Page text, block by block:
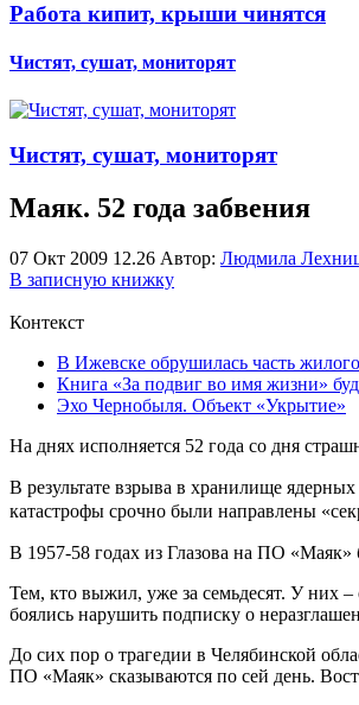
Работа кипит, крыши чинятся
Чистят, сушат, мониторят
Чистят, сушат, мониторят
Маяк. 52 года забвения
07 Окт 2009 12.26 Автор: Людмила
В записную книжку
Контекст
В Ижевске обрушилась часть
Книга «За подвиг во имя жизни»
Эхо Чернобыля. Объект «Укрытие»
На днях исполняется 52 года со дня
В результате взрыва в хранилище
катастрофы срочно были направлены
В 1957-58 годах из Глазова на ПО «Маяк»
Тем, кто выжил, уже за семьдесят. У них
боялись нарушить подписку о
До сих пор о трагедии в Челябинской
ПО «Маяк» сказываются по сей день.